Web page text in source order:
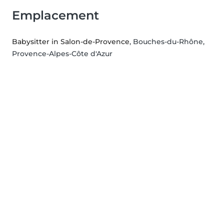
Emplacement
Babysitter in Salon-de-Provence, Bouches-du-Rhône,
Provence-Alpes-Côte d'Azur